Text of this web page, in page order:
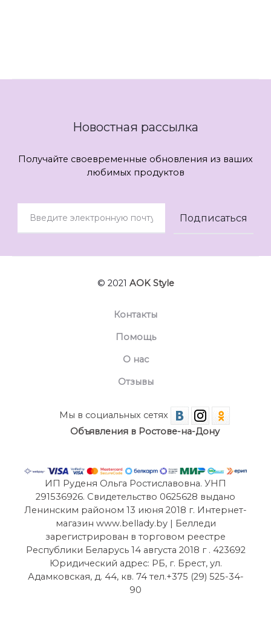
Новостная рассылка
Получайте своевременные обновления из ваших
любимых продуктов
© 2021 AOK Style
Контакты
Помощь
О нас
Отзывы
Мы в социальных сетях
Объявления в Ростове-на-Дону
ИП Руденя Ольга Ростиславовна. УНП
291536926. Свидетельство 0625628 выдано
Ленинским районом 13 июня 2018 г. Интернет-
магазин www.bellady.by | Белледи
зарегистрирован в торговом реестре
Республики Беларусь 14 августа 2018 г . 423692
Юридический адрес: РБ, г. Брест, ул.
Адамковская, д. 44, кв. 74 тел.+375 (29) 525-34-
90